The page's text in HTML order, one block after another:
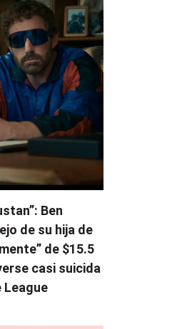
Ben
de su hija de
de $15.5
casi suicida